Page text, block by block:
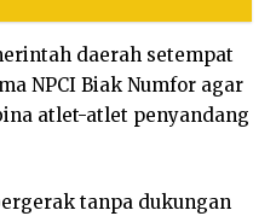
daerah setempat
NPCI Biak Numfor agar
atlet-atlet penyandang
tanpa dukungan